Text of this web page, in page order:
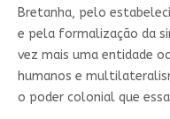
Bretanha, pelo
e pela formalização da
vez mais uma entidade
humanos e
o poder colonial que